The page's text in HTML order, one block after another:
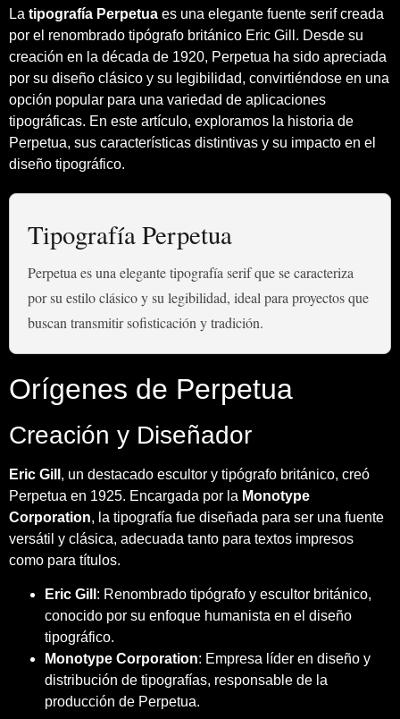
La tipografía Perpetua es una elegante fuente serif creada
por el renombrado tipógrafo británico Eric Gill. Desde su
creación en la década de 1920, Perpetua ha sido apreciada
por su diseño clásico y su legibilidad, convirtiéndose en una
opción popular para una variedad de aplicaciones
tipográficas. En este artículo, exploramos la historia de
Perpetua, sus características distintivas y su impacto en el
diseño tipográfico.
Tipografía Perpetua
Perpetua es una elegante tipografía serif que se caracteriza
por su estilo clásico y su legibilidad, ideal para proyectos que
buscan transmitir sofisticación y tradición.
Orígenes de Perpetua
Creación y Diseñador
Eric Gill , un destacado escultor y tipógrafo británico, creó
Perpetua en 1925. Encargada por la Monotype
Corporation, la tipografía fue diseñada para ser una fuente
versátil y clásica, adecuada tanto para textos impresos
como para títulos.
Eric Gill : Renombrado tipógrafo y escultor británico,
conocido por su enfoque humanista en el diseño
tipográfico.
Monotype Corporation: Empresa líder en diseño y
distribución de tipografías, responsable de la
producción de Perpetua.